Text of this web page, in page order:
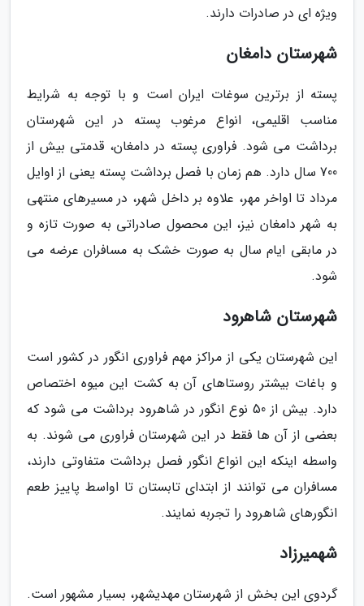
ویژه ای در صادرات دارند.
شهرستان دامغان
پسته از برترین سوغات ایران است و با توجه به شرایط
مناسب اقلیمی، انواع مرغوب پسته در این شهرستان
برداشت می شود. فراوری پسته در دامغان، قدمتی بیش از
700 سال دارد. هم زمان با فصل برداشت پسته یعنی از اوایل
مرداد تا اواخر مهر، علاوه بر داخل شهر، در مسیرهای منتهی
به شهر دامغان نیز، این محصول صادراتی به صورت تازه و
در مابقی ایام سال به صورت خشک به مسافران عرضه می
شود.
شهرستان شاهرود
این شهرستان یکی از مراکز مهم فراوری انگور در کشور است
و باغات بیشتر روستاهای آن به کشت این میوه اختصاص
دارد. بیش از 50 نوع انگور در شاهرود برداشت می شود که
بعضی از آن ها فقط در این شهرستان فراوری می شوند. به
واسطه اینکه این انواع انگور فصل برداشت متفاوتی دارند،
مسافران می توانند از ابتدای تابستان تا اواسط پاییز طعم
انگورهای شاهرود را تجربه نمایند.
شهمیرزاد
گردوی این بخش از شهرستان مهدیشهر، بسیار مشهور است.